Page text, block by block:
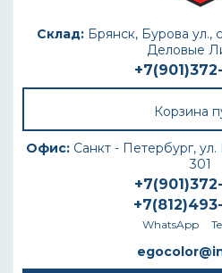
Склад:Брянск, Бурова ул.,
Деловые
Корзина
Офис: Санкт - Петербург,
301
WhatsApp